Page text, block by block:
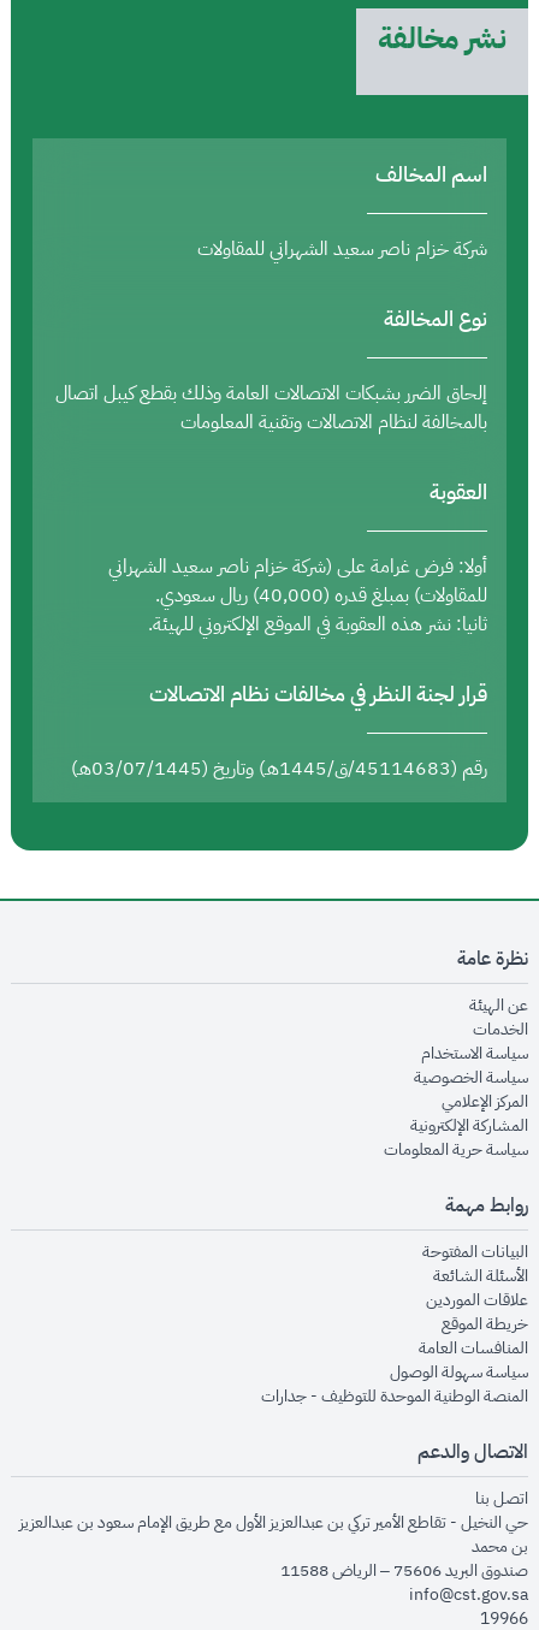
نشر مخالفة
اسم المخالف
شركة خزام ناصر سعيد الشهراني للمقاولات
نوع المخالفة
إلحاق الضرر بشبكات الاتصالات العامة وذلك بقطع كيبل اتصال
بالمخالفة لنظام الاتصالات وتقنية المعلومات
العقوبة
أولا: فرض غرامة على (شركة خزام ناصر سعيد الشهراني
للمقاولات) بمبلغ قدره (40,000) ريال سعودي.
ثانيا: نشر هذه العقوبة في الموقع الإلكتروني للهيئة.
قرار لجنة النظر في مخالفات نظام الاتصالات
رقم (45114683/ق/1445هـ) وتاريخ (03/07/1445هـ)
نظرة عامة
عن الهيئةopens in new window
الخدماتopens in new window
سياسة الاستخدام
سياسة الخصوصيةopens in new window
المركز الإعلاميopens in new window
المشاركة الإلكترونيةopens in new window
سياسة حرية المعلوماتopens in new window
روابط مهمة
البيانات المفتوحةopens in new window
الأسئلة الشائعةopens in new window
علاقات الموردينopens in new window
خريطة الموقعopens in new window
المنافسات العامةopens in new window
سياسة سهولة الوصولopens in new window
المنصة الوطنية الموحدة للتوظيف - جداراتopens in new window
الاتصال والدعم
اتصل بنا
حي النخيل - تقاطع الأمير تركي بن عبدالعزيز الأول مع طريق الإمام سعود بن عبدالعزيز
بن محمد
صندوق البريد 75606 – الرياض 11588
info@cst.gov.sa
19966